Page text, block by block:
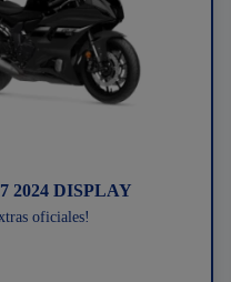
2024 DISPLAY
oficiales!